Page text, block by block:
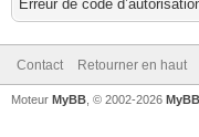
Erreur de code
Contact Retourner en haut
Moteur MyBB , © 2002-2026